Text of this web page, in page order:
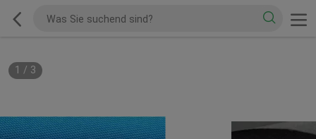
1 / 3